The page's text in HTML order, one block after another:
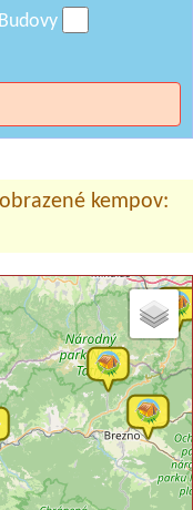
Budovy
kempov: